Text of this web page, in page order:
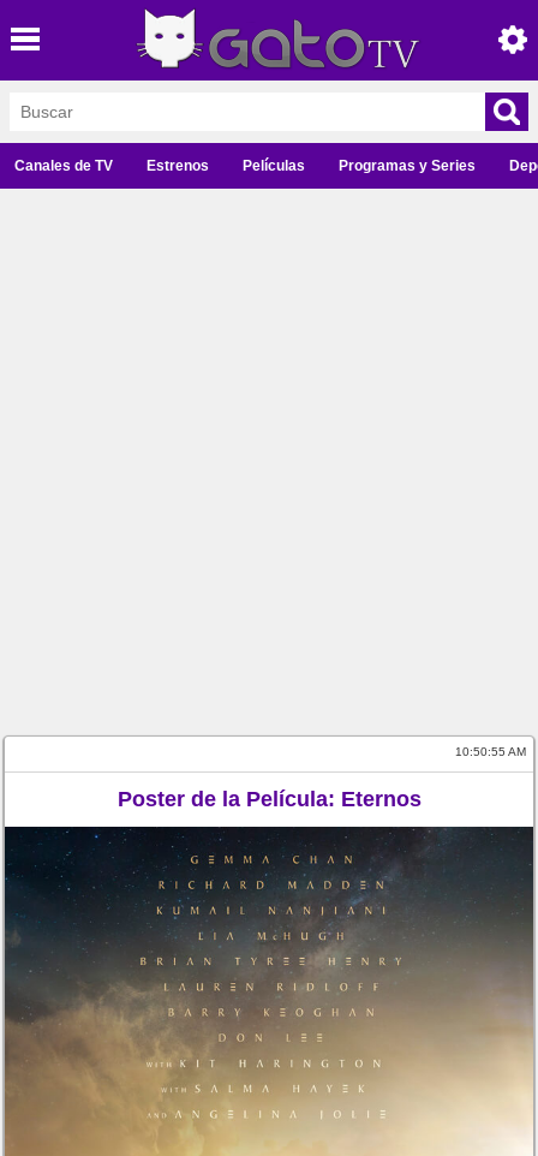
Canales de TV Estrenos Películas Programas y Series
10:50:56 AM
Poster de la Película: Eternos